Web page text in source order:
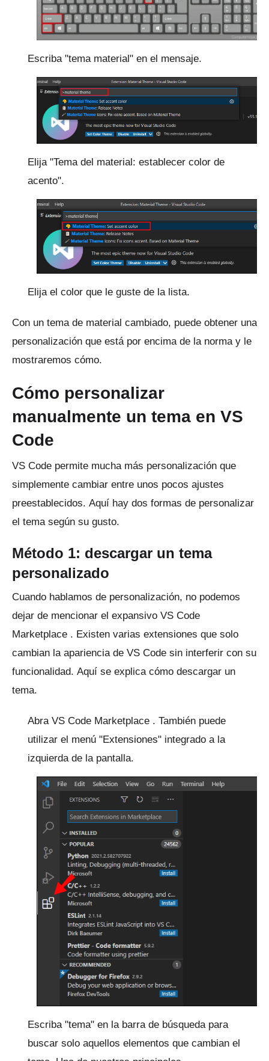
Escriba "tema material" en el mensaje.
Elija "Tema del material: establecer color de
acento".
Elija el color que le guste de la lista.
Con un tema de material cambiado, puede obtener una
personalización que está por encima de la norma y le
mostraremos cómo.
Cómo personalizar
manualmente un tema en VS
Code
VS Code permite mucha más personalización que
simplemente cambiar entre unos pocos ajustes
preestablecidos. Aquí hay dos formas de personalizar
el tema según su gusto.
Método 1: descargar un tema
personalizado
Cuando hablamos de personalización, no podemos
dejar de mencionar el expansivo VS Code
Marketplace . Existen varias extensiones que solo
cambian la apariencia de VS Code sin interferir con su
funcionalidad. Aquí se explica cómo descargar un
tema.
Abra VS Code Marketplace . También puede
utilizar el menú "Extensiones" integrado a la
izquierda de la pantalla.
Escriba "tema" en la barra de búsqueda para
buscar solo aquellos elementos que cambian el